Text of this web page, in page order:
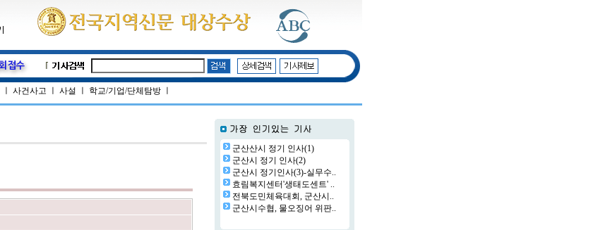
사건사고 사설 학교/기업/단체탐방
군산산시 정기 인사(1)
군산시 정기 인사(2)
군산시 정기인사(3)-실무수..
효림복지센터'생태도센트' ..
전북도민체육대회, 군산시..
군산시수협, 물오징어 위판..